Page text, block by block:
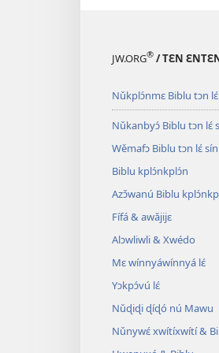
JW.ORG® / TƐN
Nǔkplɔ́nmɛ Biblu tɔn lɛ́
Nǔkanbyɔ́ Biblu tɔn lɛ́
Wěmafɔ Biblu tɔn lɛ́
Biblu kplɔ́nkplɔ́n
Azɔ̌wanú Biblu
Fífá & awǎjijɛ
Alɔwliwli & Xwédo
Mɛ wínnyáwínnyá lɛ́
Yɔkpɔ́vú lɛ́
Nǔɖiɖi ɖíɖó nú Mawu
Nǔnywɛ́ xwítíxwítí &